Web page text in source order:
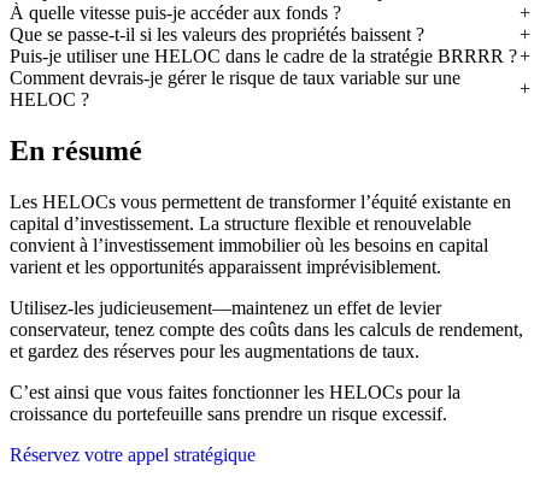
À quelle vitesse puis-je accéder aux fonds ?
Que se passe-t-il si les valeurs des propriétés baissent ?
Puis-je utiliser une HELOC dans le cadre de la stratégie BRRRR ?
Comment devrais-je gérer le risque de taux variable sur une
HELOC ?
En résumé
Les HELOCs vous permettent de transformer l’équité existante en
capital d’investissement. La structure flexible et renouvelable
convient à l’investissement immobilier où les besoins en capital
varient et les opportunités apparaissent imprévisiblement.
Utilisez-les judicieusement—maintenez un effet de levier
conservateur, tenez compte des coûts dans les calculs de rendement,
et gardez des réserves pour les augmentations de taux.
C’est ainsi que vous faites fonctionner les HELOCs pour la
croissance du portefeuille sans prendre un risque excessif.
Réservez votre appel stratégique